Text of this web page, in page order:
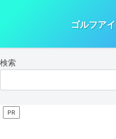
ゴルフア
検索
PR